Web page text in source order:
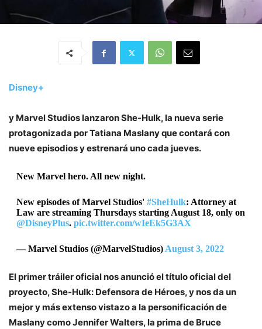
Disney+
y Marvel StudioslanzaronShe-Hulk, la nueva serie
protagonizada porTatiana Maslanyque contará con
nueve episodios y estrenará uno cada jueves.
New Marvel hero. All new night.
New episodes of Marvel Studios' #SheHulk: Attorney at
Law are streaming Thursdays starting August 18, only on
@DisneyPlus. pic.twitter.com/wIeEk5G3AX
— Marvel Studios (@MarvelStudios) August 3, 2022
El primer tráiler oficial nos anunció el título oficial del
proyecto,She-Hulk: Defensora de Héroes, y nos da un
mejor y más extenso vistazo a la personificación de
Maslany comoJennifer Walters,la prima de Bruce